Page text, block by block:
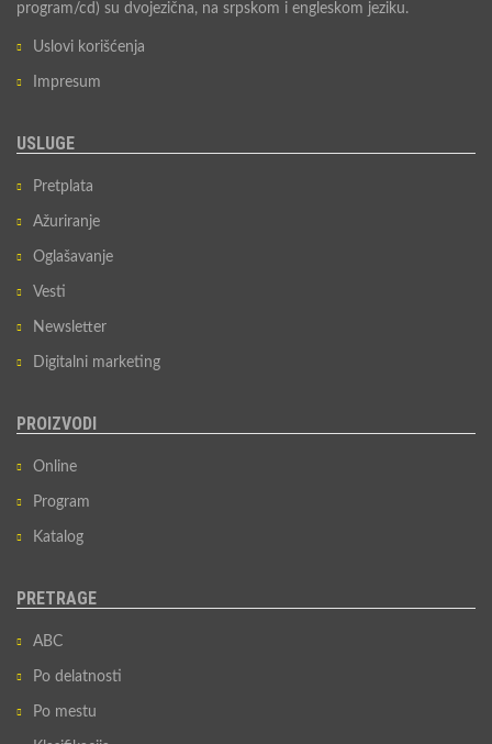
program/cd) su dvojezična, na srpskom i engleskom jeziku.
Uslovi korišćenja
Impresum
USLUGE
Pretplata
Ažuriranje
Oglašavanje
Vesti
Newsletter
Digitalni marketing
PROIZVODI
Online
Program
Katalog
PRETRAGE
ABC
Po delatnosti
Po mestu